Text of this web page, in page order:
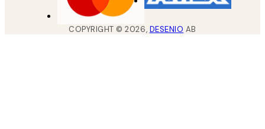
COPYRIGHT ©2026, DESENIO AB